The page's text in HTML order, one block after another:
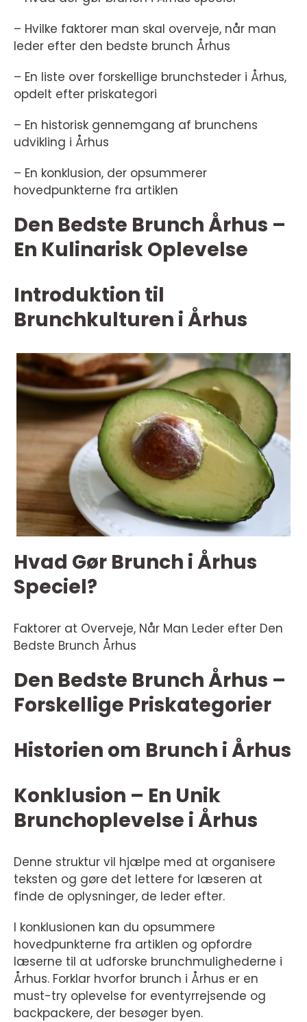
– Hvilke faktorer man skal overveje, når man
leder efter den bedste brunch Århus
– En liste over forskellige brunchsteder i Århus,
opdelt efter priskategori
– En historisk gennemgang af brunchens
udvikling i Århus
– En konklusion, der opsummerer
hovedpunkterne fra artiklen
Den Bedste Brunch Århus –
En Kulinarisk Oplevelse
Introduktion til
Brunchkulturen i Århus
Hvad Gør Brunch i Århus
Speciel?
Faktorer at Overveje, Når Man Leder efter Den
Bedste Brunch Århus
Den Bedste Brunch Århus –
Forskellige Priskategorier
Historien om Brunch i Århus
Konklusion – En Unik
Brunchoplevelse i Århus
Denne struktur vil hjælpe med at organisere
teksten og gøre det lettere for læseren at
finde de oplysninger, de leder efter.
I konklusionen kan du opsummere
hovedpunkterne fra artiklen og opfordre
læserne til at udforske brunchmulighederne i
Århus. Forklar hvorfor brunch i Århus er en
must-try oplevelse for eventyrrejsende og
backpackere, der besøger byen.